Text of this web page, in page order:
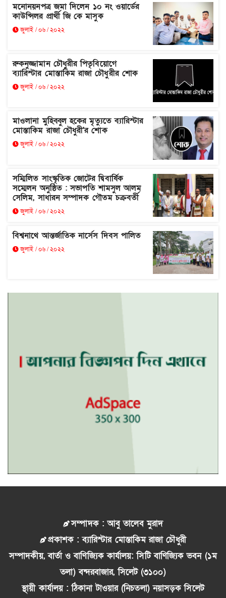
মনোনয়নপত্র জমা দিলেন ১০ নং ওয়ার্ডের
কাউন্সিলর প্রার্থী জি কে মাসুক
জুলাই / ০৬ / ২০২২
রুকনুজ্জামান চৌধুরীর পিতৃবিয়োগে
ব্যারিস্টার মোস্তাকিম রাজা চৌধুরীর শোক
জুলাই / ০৬ / ২০২২
মাওলানা মুহিব্বুল হকের মৃত্যুতে ব্যারিস্টার
মোস্তাকিম রাজা চৌধুরী'র শোক
জুলাই / ০৬ / ২০২২
সম্মিলিত সাংস্কৃতিক জোটের দ্বিবার্ষিক
সম্মেলন অনুষ্ঠিত : সভাপতি শামসুল আলম
সেলিম, সাধারন সম্পাদক গৌতম চক্রবর্তী
জুলাই / ০৬ / ২০২২
বিশ্বনাথে আন্তর্জাতিক নার্সেস দিবস পালিত
জুলাই / ০৬ / ২০২২
সম্পাদক : আবু তালেব মুরাদ
প্রকাশক : ব্যারিস্টার মোস্তাকিম রাজা চৌধুরী
সম্পাদকীয়, বার্তা ও বাণিজ্যিক কার্যালয়: সিটি বাণিজ্যিক ভবন (১ম
তলা) বন্দরবাজার, সিলেট (৩১০০)
স্থায়ী কার্যালয় : ঠিকানা টাওয়ার (নিচতলা) নয়াসড়ক সিলেট